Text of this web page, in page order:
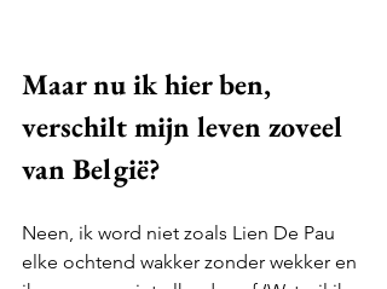
Maar nu ik hier ben,
verschilt mijn leven zoveel
van België?
Neen, ik word niet zoals Lien De Pau
elke ochtend wakker zonder wekker en